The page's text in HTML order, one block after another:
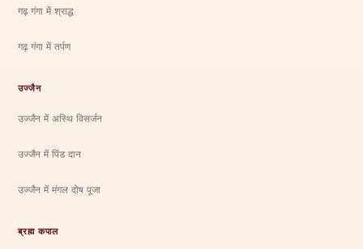
गढ़ गंगा में श्राद्ध
गढ़ गंगा में तर्पण
उज्जैन
उज्जैन में अस्थि विसर्जन
उज्जैन में पिंड दान
उज्जैन में मंगल दोष पूजा
ब्रह्म कपाल